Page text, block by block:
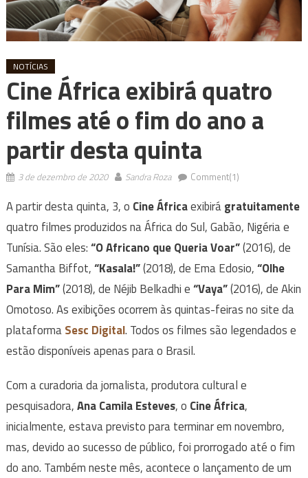
NOTÍCIAS
Cine África exibirá quatro
filmes até o fim do ano a
partir desta quinta
3 de dezembro de 2020 Sandra Roza Comment(1)
A partir desta quinta, 3, o Cine Áfricaexibirágratuitamente
quatro filmes produzidos na África do Sul, Gabão, Nigéria e
Tunísia. São eles:“O Africano que Queria Voar”(2016), de
Samantha Biffot,“Kasala!”(2018), de Ema Edosio,“Olhe
Para Mim”(2018), de Néjib Belkadhi e“Vaya”(2016), de Akin
Omotoso. As exibições ocorrem às quintas-feiras no site da
plataformaSesc Digital. Todos os filmes são legendados e
estão disponíveis apenas para o Brasil.
Com a curadoria da jornalista, produtora cultural e
pesquisadora,Ana Camila Esteves, o Cine África,
inicialmente, estava previsto para terminar em novembro,
mas, devido ao sucesso de público, foi prorrogado até o fim
do ano. Também neste mês, acontece o lançamento de um